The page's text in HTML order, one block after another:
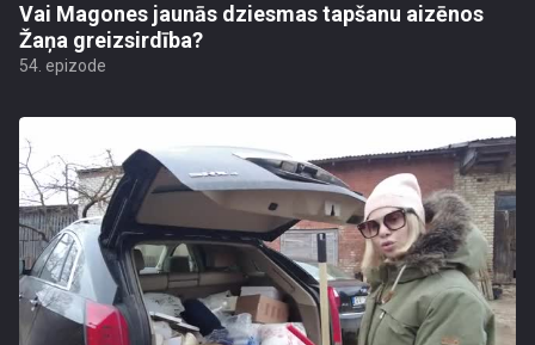
Vai Magones jaunās dziesmas tapšanu aizēnos
Žaņa greizsirdība?
54. epizode